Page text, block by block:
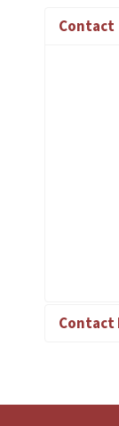
Contact
Contact